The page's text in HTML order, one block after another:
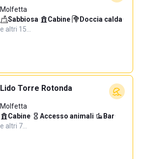
Molfetta
Sabbiosa· Cabine· Doccia calda·
e altri 15…
Lido Torre Rotonda
Molfetta
Cabine· Accesso animali· Bar·
e altri 7…